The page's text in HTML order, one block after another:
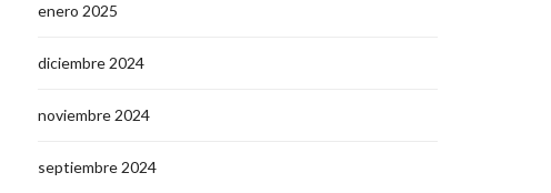
enero 2025
diciembre 2024
noviembre 2024
septiembre 2024